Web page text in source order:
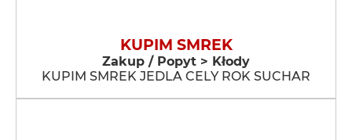
KUPIM SMREK
Zakup / Popyt > Kłody
KUPIM SMREK JEDLA CELY ROK SUCHAR